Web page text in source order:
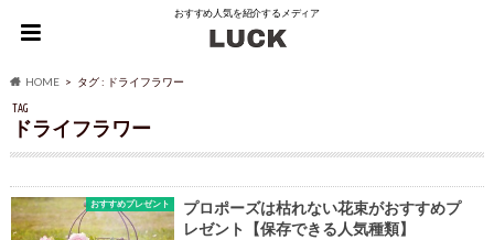
おすすめ人気を紹介するメディア
HOME タグ : ドライフラワー
TAG
ドライフラワー
おすすめプレゼント
プロポーズは枯れない花束がおすすめプ
レゼント【保存できる人気種類】